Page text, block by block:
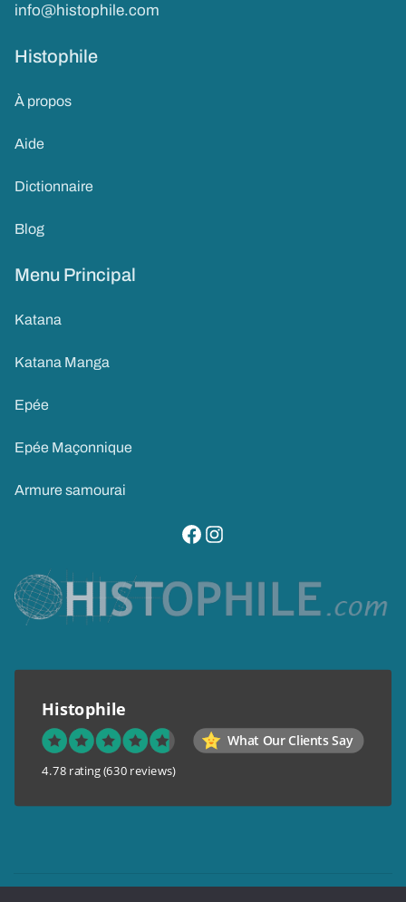
info@histophile.com
Histophile
À propos
Aide
Dictionnaire
Blog
Menu Principal
Katana
Katana Manga
Epée
Epée Maçonnique
Armure samourai
visitez notre page facebook
suivez notre compte instagram
Histophile
What Our Clients Say
4.78 rating (630 reviews)